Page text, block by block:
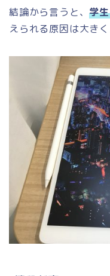
結論から言うと、学
えられる原因は大き